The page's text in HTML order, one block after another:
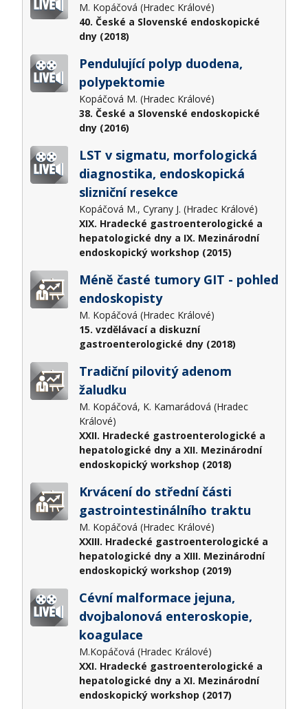
M. Kopáčová (Hradec Králové)
40. České a Slovenské endoskopické
dny (2018)
Pendulující polyp duodena,
polypektomie
Kopáčová M. (Hradec Králové)
38. České a Slovenské endoskopické
dny (2016)
LST v sigmatu, morfologická
diagnostika, endoskopická
slizniční resekce
Kopáčová M., Cyrany J. (Hradec Králové)
XIX. Hradecké gastroenterologické a
hepatologické dny a IX. Mezinárodní
endoskopický workshop (2015)
Méně časté tumory GIT - pohled
endoskopisty
M. Kopáčová (Hradec Králové)
15. vzdělávací a diskuzní
gastroenterologické dny (2018)
Tradiční pilovitý adenom
žaludku
M. Kopáčová, K. Kamarádová (Hradec
Králové)
XXII. Hradecké gastroenterologické a
hepatologické dny a XII. Mezinárodní
endoskopický workshop (2018)
Krvácení do střední části
gastrointestinálního traktu
M. Kopáčová (Hradec Králové)
XXIII. Hradecké gastroenterologické a
hepatologické dny a XIII. Mezinárodní
endoskopický workshop (2019)
Cévní malformace jejuna,
dvojbalonová enteroskopie,
koagulace
M.Kopáčová (Hradec Králové)
XXI. Hradecké gastroenterologické a
hepatologické dny a XI. Mezinárodní
endoskopický workshop (2017)